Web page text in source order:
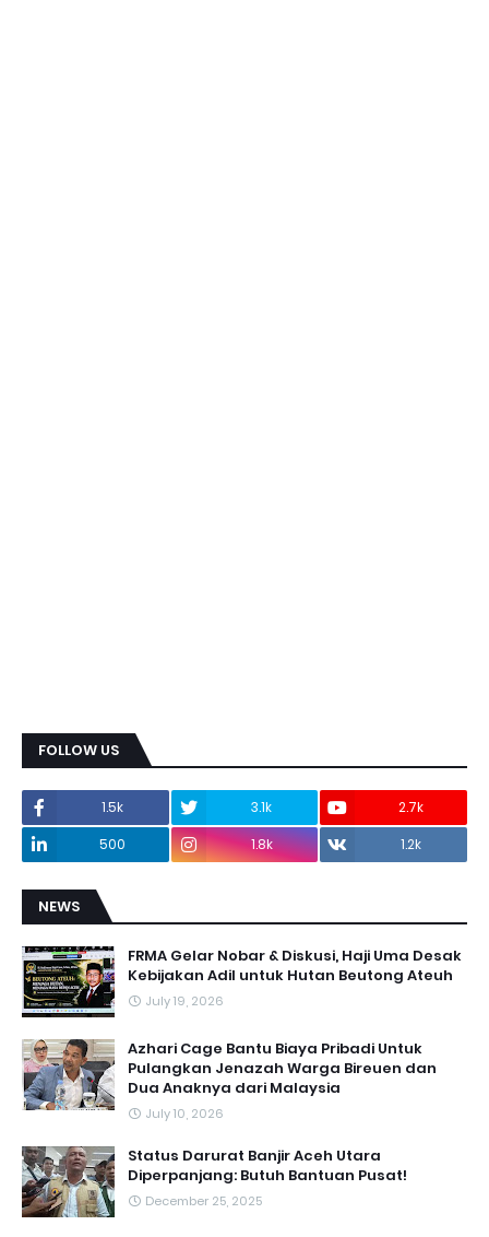
FOLLOW US
1.5k 3.1k
2.7k
500
1.8k 1.2k
NEWS
FRMA Gelar Nobar & Diskusi, Haji Uma Desak
Kebijakan Adil untuk Hutan Beutong Ateuh
July 19, 2026
Azhari Cage Bantu Biaya Pribadi Untuk
Pulangkan Jenazah Warga Bireuen dan
Dua Anaknya dari Malaysia
July 10, 2026
Status Darurat Banjir Aceh Utara
Diperpanjang: Butuh Bantuan Pusat!
December 25, 2025